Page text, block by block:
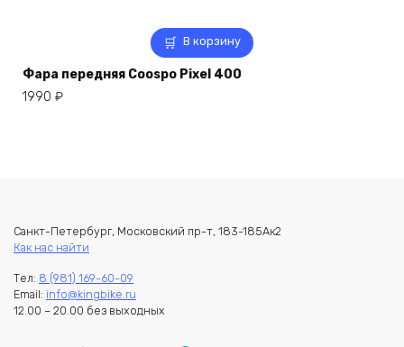
В корзину
Фара передняя Coospo Pixel 400
1990 ₽
Санкт-Петербург, Московский пр-т, 183-185Ак2
Как нас найти
Тел: 8 (981) 169-60-09
Email: info@kingbike.ru
12.00 – 20.00 без выходных